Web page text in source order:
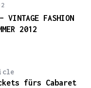
VINTAGE FASHION
2012
fürs Cabaret